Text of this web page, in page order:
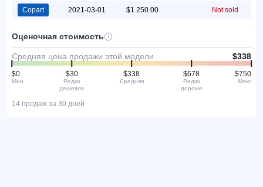
Copart 2021-03-01 $1 250.00 Not sold
Оценочная стоимость
Средняя цена продажи этой модели $338
$0
Мин
$30
Редко
дешевле
$338
Средняя
$678
Редко
дороже
$750
Макс
14 продаж за 30 дней